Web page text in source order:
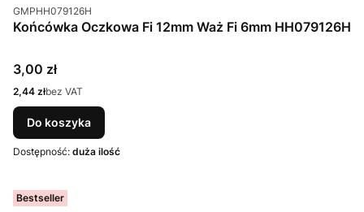
Kod produktu
GMPHH079126H
Końcówka Oczkowa Fi 12mm Waż Fi 6mm HH079126H
Cena
3,00 zł
Cena
2,44 złbez VAT
Do koszyka
Dostępność: duża ilość
Bestseller